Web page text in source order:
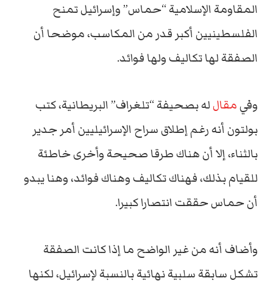
المقاومة الإسلامية “حماس” وإسرائيل تمنح
الفلسطينيين أكبر قدر من المكاسب، موضحا أن
الصفقة لها تكاليف ولها فوائد.
وفيمقالله بصحيفة “تلغراف” البريطانية، كتب
بولتون أنه رغم إطلاق سراح الإسرائيليين أمر جدير
بالثناء، إلا أن هناك طرقا صحيحة وأخرى خاطئة
للقيام بذلك، فهناك تكاليف وهناك فوائد، وهنا يبدو
أن حماس حققت انتصارا كبيرا.
وأضاف أنه من غير الواضح ما إذا كانت الصفقة
تشكل سابقة سلبية نهائية بالنسبة لإسرائيل، لكنها